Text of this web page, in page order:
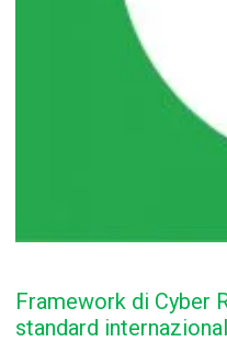
Framework di Cyber
standard